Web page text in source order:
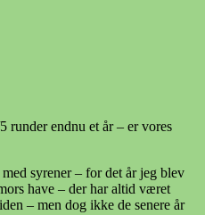
runder endnu et år – er vores
syrener – for det år jeg blev
have – der har altid været
– men dog ikke de senere år